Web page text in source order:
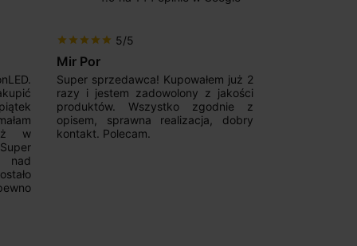
w
nad
star star star star star 5/5
Mir Por
Super sprzedawca! Kupowałem już 2
razy i jestem zadowolony z jakości
produktów. Wszystko zgodnie z
opisem, sprawna realizacja, dobry
kontakt. Polecam.